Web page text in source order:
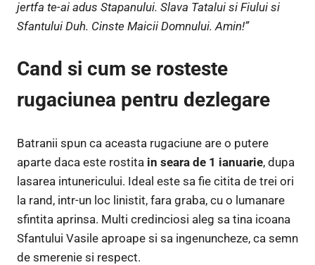
jertfa te-ai adus Stapanului. Slava Tatalui si Fiului si
Sfantului Duh. Cinste Maicii Domnului. Amin!”
Cand si cum se rosteste
rugaciunea pentru dezlegare
Batranii spun ca aceasta rugaciune are o putere
aparte daca este rostita in seara de 1 ianuarie, dupa
lasarea intunericului. Ideal este sa fie citita de trei ori
la rand, intr-un loc linistit, fara graba, cu o lumanare
sfintita aprinsa. Multi credinciosi aleg sa tina icoana
Sfantului Vasile aproape si sa ingenuncheze, ca semn
de smerenie si respect.